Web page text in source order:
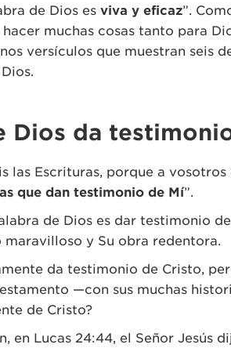
de Dios es viva y eficaz”.
muchas cosas tanto para
versículos que muestran seis
Dios da
las Escrituras, porque a
que dan testimonio de Mí”.
de Dios es dar testimonio
y Su obra redentora.
da testimonio de Cristo,
—con sus muchas
de Cristo?
en Lucas 24:44, el Señor Jesús